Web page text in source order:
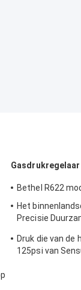
Gasdrukregelaar
Bethel R622
Het
Precisie
Sensus 496
Druk die van de
125psi van